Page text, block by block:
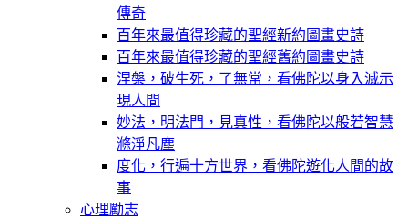
傳奇
百年來最值得珍藏的聖經新約圖畫史詩
百年來最值得珍藏的聖經舊約圖畫史詩
涅槃，破生死，了無常，看佛陀以身入滅示
現人間
妙法，明法門，見真性，看佛陀以般若智慧
滌淨凡塵
度化，行遍十方世界，看佛陀遊化人間的故
事
心理勵志